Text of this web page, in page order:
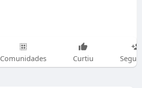
Comunidades Curtiu